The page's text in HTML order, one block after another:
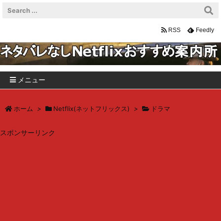
メニュー
RSS Feedly
ホーム > Netflix(ネットフリックス) > ドラマ
スポンサーリンク